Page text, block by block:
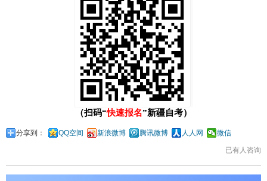
（扫码“快速报名”新疆自考）
分享到： QQ空间 新浪微博 腾讯微博 人人网 微信
已有人咨询